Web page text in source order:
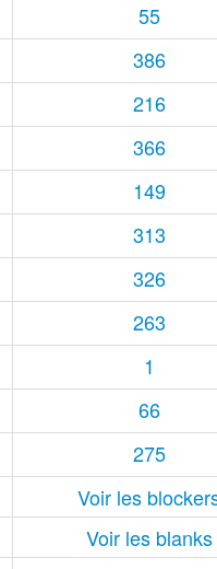
55
386
216
366
149
313
326
263
1
66
275
Voir les
Voir les blanks